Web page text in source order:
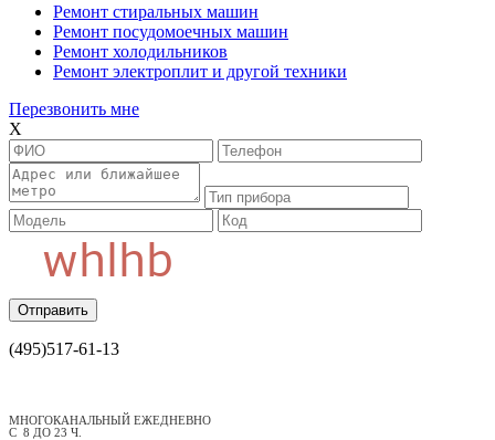
Ремонт стиральных машин
Ремонт посудомоечных машин
Ремонт холодильников
Ремонт электроплит и другой техники
Перезвонить мне
X
Отправить
(495)517-61-13
МНОГОКАНАЛЬНЫЙ ЕЖЕДНЕВНО
С 8 ДО 23 Ч.